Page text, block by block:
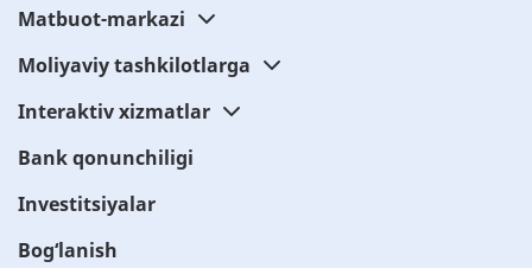
Matbuot-markazi
Moliyaviy tashkilotlarga
Interaktiv xizmatlar
Bank qonunchiligi
Investitsiyalar
Bog‘lanish